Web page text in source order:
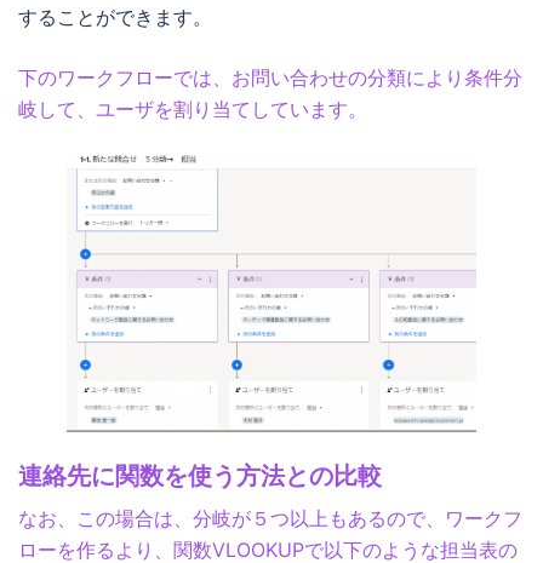
することができます。
下のワークフローでは、お問い合わせの分類により条件分
岐して、ユーザを割り当てしています。
連絡先に関数を使う方法との比較
なお、この場合は、分岐が５つ以上もあるので、ワークフ
ローを作るより、関数VLOOKUPで以下のような担当表の